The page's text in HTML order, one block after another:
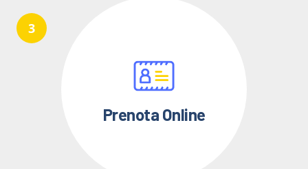
Prenota Online